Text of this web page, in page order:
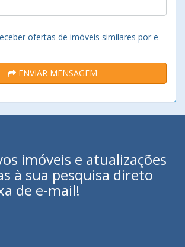
ofertas de imóveis similares por e-
ENVIAR MENSAGEM
imóveis e atualizações
à sua pesquisa direto
de e-mail!